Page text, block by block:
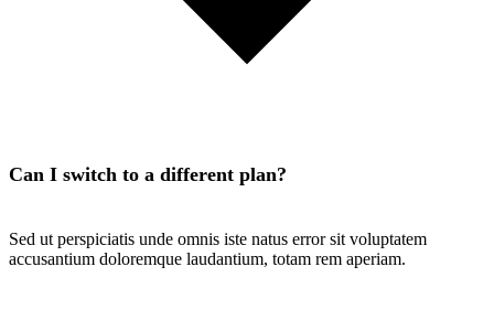
Can I switch to a different plan?
Sed ut perspiciatis unde omnis iste natus error sit voluptatem
accusantium doloremque laudantium, totam rem aperiam.